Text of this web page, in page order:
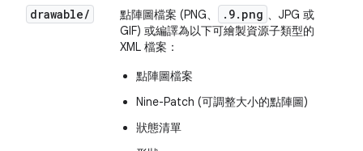
drawable/ 點陣圖檔案 (PNG、 .9.png 、JPG 或
GIF) 或編譯為以下可繪製資源子類型的
XML 檔案：
點陣圖檔案
Nine-Patch (可調整大小的點陣圖)
狀態清單